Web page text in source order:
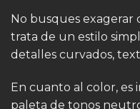
No busques exagerar
trata de un estilo
detalles curvados,
En cuanto al color, es
paleta de tonos